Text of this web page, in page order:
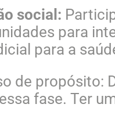
social:
para
para a
de propósito:
fase. Ter